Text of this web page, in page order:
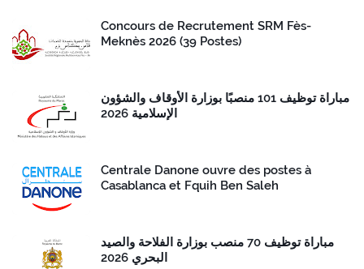
Concours de Recrutement SRM Fès-
Meknès 2026 (39 Postes)
مباراة توظيف 101 منصبًا بوزارة الأوقاف والشؤون
الإسلامية 2026
Centrale Danone ouvre des postes à
Casablanca et Fquih Ben Saleh
مباراة توظيف 70 منصب بوزارة الفلاحة والصيد
البحري 2026